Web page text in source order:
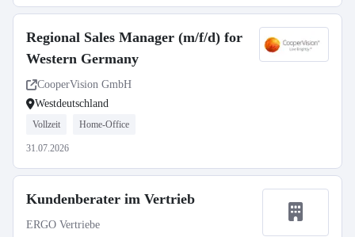
Regional Sales Manager (m/f/d) for
Western Germany
CooperVision GmbH
Westdeutschland
Vollzeit Home-Office
31.07.2026
Kundenberater im Vertrieb
ERGO Vertriebe